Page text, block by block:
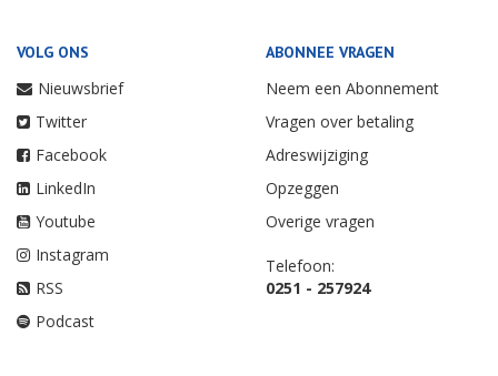
VOLG ONS
Nieuwsbrief
Twitter
Facebook
LinkedIn
Youtube
Instagram
RSS
Podcast
ABONNEE VRAGEN
Neem een Abonnement
Vragen over betaling
Adreswijziging
Opzeggen
Overige vragen
Telefoon:
0251 - 257924